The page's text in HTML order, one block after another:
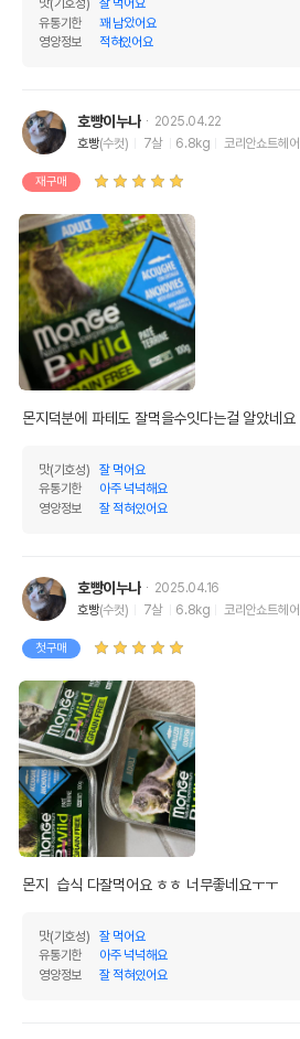
맛(기호성)
잘 먹어요
유통기한
꽤 남았어요
영양정보
적혀있어요
호빵이누나
2025.04.22
호빵(수컷) 7살 6.8kg 코리안쇼트헤어
재구매
몬지덕분에 파테도 잘먹을수잇다는걸 알았네요
맛(기호성)
잘 먹어요
유통기한
아주 넉넉해요
영양정보
잘 적혀있어요
호빵이누나
2025.04.16
호빵(수컷) 7살 6.8kg 코리안쇼트헤어
첫구매
몬지  습식 다잘먹어요 ㅎㅎ 너무좋네요ㅜㅜ
맛(기호성)
잘 먹어요
유통기한
아주 넉넉해요
영양정보
잘 적혀있어요